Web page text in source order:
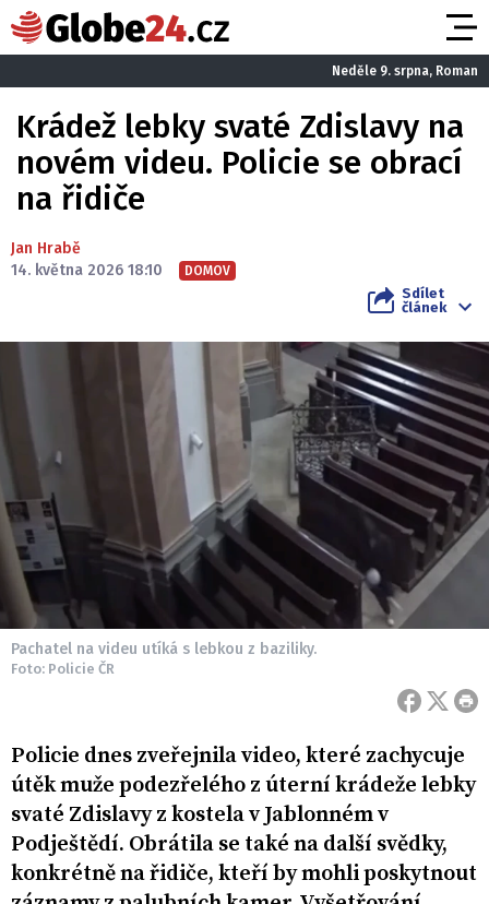
Neděle 9. srpna, Roman
Krádež lebky svaté Zdislavy na
novém videu. Policie se obrací
na řidiče
Jan Hrabě
14. května 2026 18:10
DOMOV
Sdílet
článek
Pachatel na videu utíká s lebkou z baziliky.
Foto: Policie ČR
Policie dnes zveřejnila video, které zachycuje
útěk muže podezřelého z úterní krádeže lebky
svaté Zdislavy z kostela v Jablonném v
Podještědí. Obrátila se také na další svědky,
konkrétně na řidiče, kteří by mohli poskytnout